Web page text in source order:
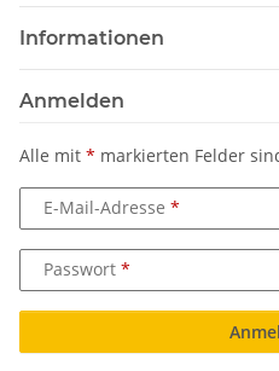
Informationen
Anmelden
Alle mit * markierten Felder
E-Mail-Adresse
Passwort